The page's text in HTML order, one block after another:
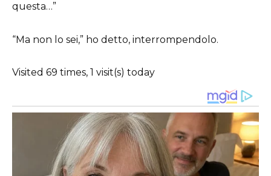
questa…”
“Ma non lo sei,” ho detto, interrompendolo.
Visited 69 times, 1 visit(s) today